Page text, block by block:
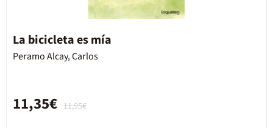
La bicicleta es mía
Peramo Alcay, Carlos
11,95€
11,35€